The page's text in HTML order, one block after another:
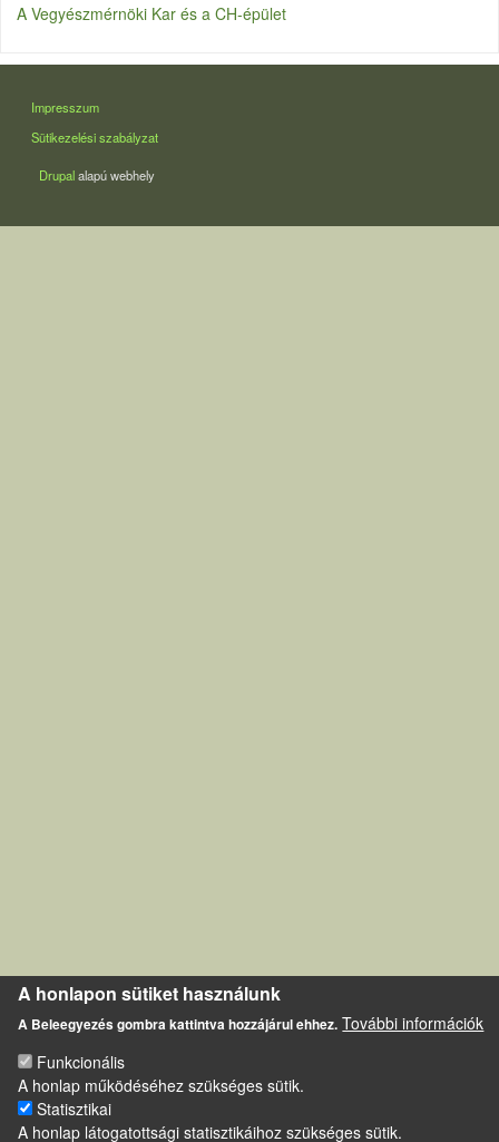
A Vegyészmérnöki Kar és a CH-épület
LÁBLÉC
Impresszum
Sütikezelési szabályzat
Drupalalapú webhely
A honlapon sütiket használunk
A Beleegyezés gombra kattintva hozzájárul ehhez. További információk
Funkcionális
A honlap működéséhez szükséges sütik.
Statisztikai
A honlap látogatottsági statisztikáihoz szükséges sütik.